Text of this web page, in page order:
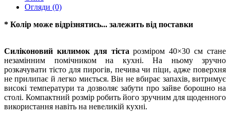
Огляди (0)
* Колір може відрізнятись... залежить від поставки
Силіконовий килимок для тіста розміром 40×30 см стане
незамінним помічником на кухні. На ньому зручно
розкачувати тісто для пирогів, печива чи піци, адже поверхня
не прилипає й легко миється. Він не вбирає запахів, витримує
високі температури та дозволяє забути про зайве борошно на
столі. Компактний розмір робить його зручним для щоденного
використання навіть на невеликій кухні.